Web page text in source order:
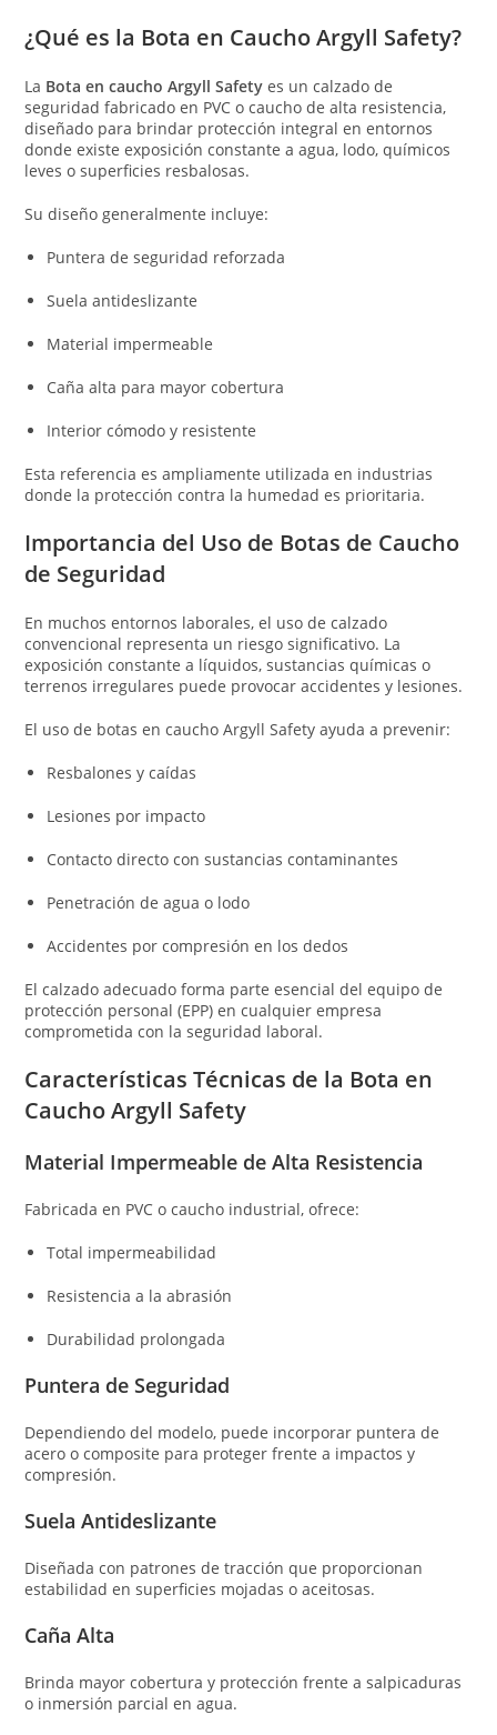
¿Qué es la Bota en Caucho Argyll Safety?
La Bota en caucho Argyll Safety es un calzado de
seguridad fabricado en PVC o caucho de alta resistencia,
diseñado para brindar protección integral en entornos
donde existe exposición constante a agua, lodo, químicos
leves o superficies resbalosas.
Su diseño generalmente incluye:
Puntera de seguridad reforzada
Suela antideslizante
Material impermeable
Caña alta para mayor cobertura
Interior cómodo y resistente
Esta referencia es ampliamente utilizada en industrias
donde la protección contra la humedad es prioritaria.
Importancia del Uso de Botas de Caucho
de Seguridad
En muchos entornos laborales, el uso de calzado
convencional representa un riesgo significativo. La
exposición constante a líquidos, sustancias químicas o
terrenos irregulares puede provocar accidentes y lesiones.
El uso de botas en caucho Argyll Safety ayuda a prevenir:
Resbalones y caídas
Lesiones por impacto
Contacto directo con sustancias contaminantes
Penetración de agua o lodo
Accidentes por compresión en los dedos
El calzado adecuado forma parte esencial del equipo de
protección personal (EPP) en cualquier empresa
comprometida con la seguridad laboral.
Características Técnicas de la Bota en
Caucho Argyll Safety
Material Impermeable de Alta Resistencia
Fabricada en PVC o caucho industrial, ofrece:
Total impermeabilidad
Resistencia a la abrasión
Durabilidad prolongada
Puntera de Seguridad
Dependiendo del modelo, puede incorporar puntera de
acero o composite para proteger frente a impactos y
compresión.
Suela Antideslizante
Diseñada con patrones de tracción que proporcionan
estabilidad en superficies mojadas o aceitosas.
Caña Alta
Brinda mayor cobertura y protección frente a salpicaduras
o inmersión parcial en agua.